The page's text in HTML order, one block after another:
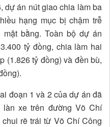
dự án nút giao chia làm ba
hạng mục bị chậm trễ
bằng. Toàn bộ dự án
tỷ đồng, chia làm hai
(1.826 tỷ đồng) và đền bù,
đoạn 1 và 2 của dự án đã
làn xe trên đường Võ Chí
rẽ trái từ Võ Chí Công